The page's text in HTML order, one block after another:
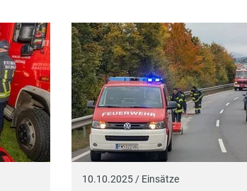
10.10.2025 / Einsätze